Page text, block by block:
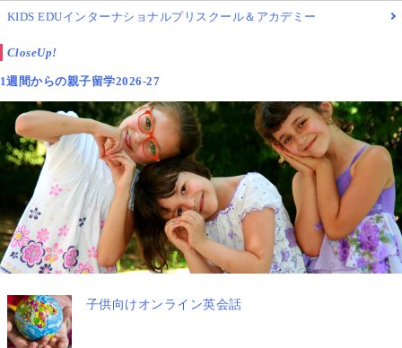
KIDS EDUインターナショナルプリスクール＆アカデミー
CloseUp!
1週間からの親子留学2026-27
子供向けオンライン英会話